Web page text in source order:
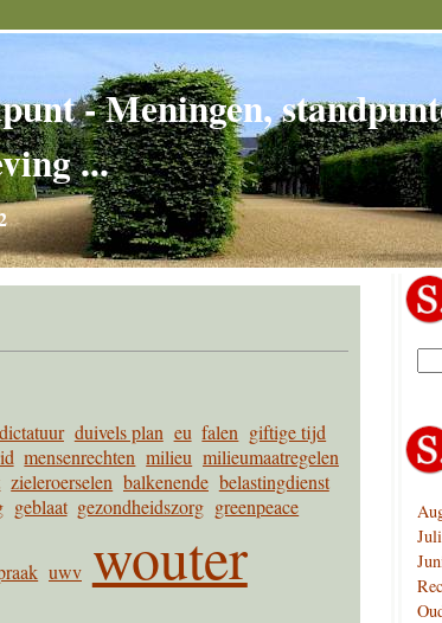
- Meningen,
...
dictatuur duivels plan eu falen giftige tijd
mensenrechten milieu milieumaatregelen
zieleroerselen balkenende belastingdienst
geblaat gezondheidszorg greenpeace
uwv wouter